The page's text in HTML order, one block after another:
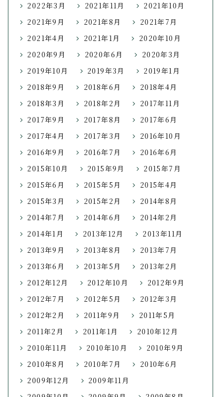
2022年3月
2021年11月
2021年10月
2021年9月
2021年8月
2021年7月
2021年4月
2021年1月
2020年10月
2020年9月
2020年6月
2020年3月
2019年10月
2019年3月
2019年1月
2018年9月
2018年6月
2018年4月
2018年3月
2018年2月
2017年11月
2017年9月
2017年8月
2017年6月
2017年4月
2017年3月
2016年10月
2016年9月
2016年7月
2016年6月
2015年10月
2015年9月
2015年7月
2015年6月
2015年5月
2015年4月
2015年3月
2015年2月
2014年8月
2014年7月
2014年6月
2014年2月
2014年1月
2013年12月
2013年11月
2013年9月
2013年8月
2013年7月
2013年6月
2013年5月
2013年2月
2012年12月
2012年10月
2012年9月
2012年7月
2012年5月
2012年3月
2012年2月
2011年9月
2011年5月
2011年2月
2011年1月
2010年12月
2010年11月
2010年10月
2010年9月
2010年8月
2010年7月
2010年6月
2009年12月
2009年11月